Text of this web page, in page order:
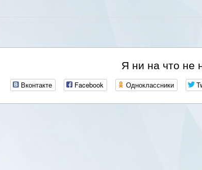
Я ни на что не
Вконтакте Facebook Одноклассники